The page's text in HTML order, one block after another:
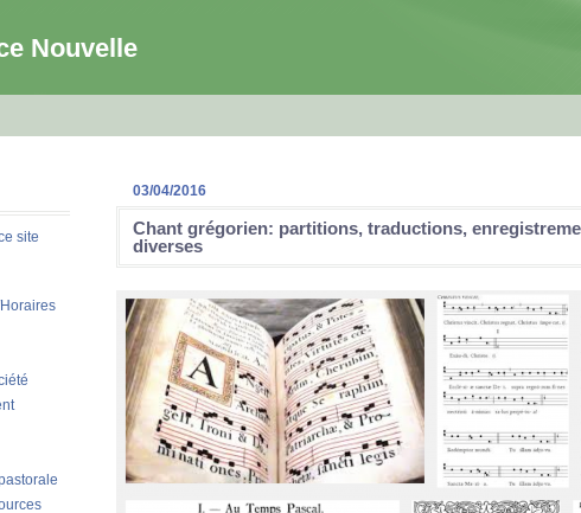
Nouvelle
site
03/04/2016
Chant grégorien: partitions, traductions,
diverses